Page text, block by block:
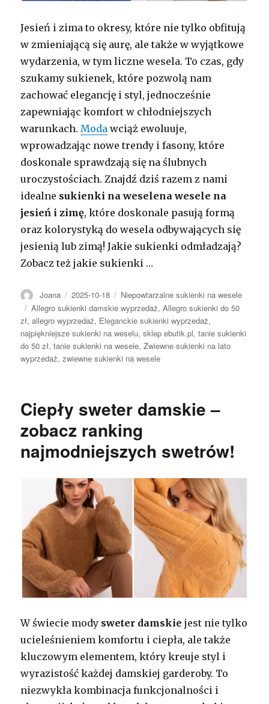
Jesień i zima to okresy, które nie tylko obfitują
w zmieniającą się aurę, ale także w wyjątkowe
wydarzenia, w tym liczne wesela. To czas, gdy
szukamy sukienek, które pozwolą nam
zachować elegancję i styl, jednocześnie
zapewniając komfort w chłodniejszych
warunkach. Moda wciąż ewoluuje,
wprowadzając nowe trendy i fasony, które
doskonale sprawdzają się na ślubnych
uroczystościach. Znajdź dziś razem z nami
idealne sukienki na weselena wesele na
jesień i zimę, które doskonale pasują formą
oraz kolorystyką do wesela odbywających się
jesienią lub zimą! Jakie sukienki odmładzają?
Zobacz też jakie sukienki …
Autor
Joana Opublikowano
2025-10-18 Kategorie
Niepowtarzalne sukienki na wesele
Tagi
Allegro sukienki damskie wyprzedaż,Allegro sukienki do 50
zł,allegro wyprzedaż, Eleganckie sukienki wyprzedaż,
najpiękniejsze sukienki na weselu,sklep ebutik.pl,tanie sukienki
do 50 zł,tanie sukienki na wesele,Zwiewne sukienki na lato
wyprzedaż,zwiewne sukienki na wesele
Ciepły sweter damskie –
zobacz ranking
najmodniejszych swetrów!
W świecie mody sweter damskie jest nie tylko
ucieleśnieniem komfortu i ciepła, ale także
kluczowym elementem, który kreuje styl i
wyrazistość każdej damskiej garderoby. To
niezwykła kombinacja funkcjonalności i